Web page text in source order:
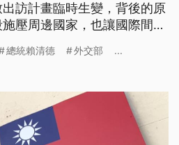
訪計畫臨時生變，背後的原
壓周邊國家，也讓國際間紛
憾，也重申兩國邦誼不會受
以譴責。
總統賴清德 外交部 ...